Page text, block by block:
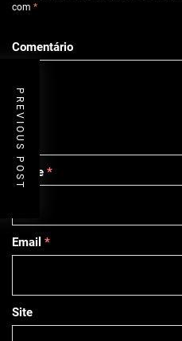
com *
Comentário
Nome *
Email *
Site
PREVIOUS POST